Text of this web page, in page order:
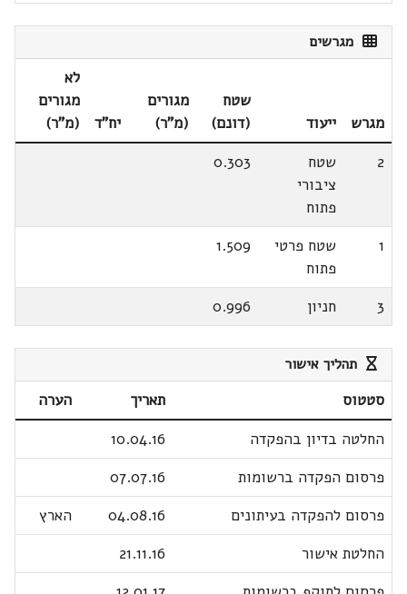
מגרשים
מגרש ייעוד
שטח
(דונם)
מגורים
(מ"ר)
יח"ד
לא
מגורים
(מ"ר)
2
שטח
ציבורי
פתוח
0.303
1
שטח פרטי
פתוח
1.509
3 חניון 0.996
תהליך אישור
סטטוס תאריך
הערה
החלטה בדיון בהפקדה
10.04.16
פרסום הפקדה ברשומות
07.07.16
פרסום להפקדה בעיתונים
04.08.16
הארץ
החלטת אישור
21.11.16